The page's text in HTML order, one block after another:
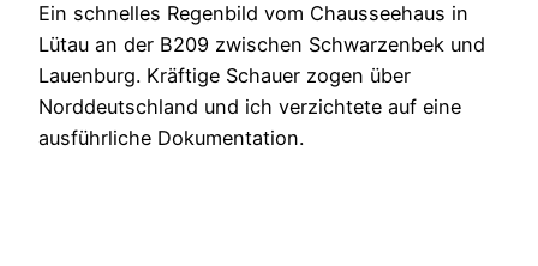
Ein schnelles Regenbild vom Chausseehaus in
Lütau an der B209 zwischen Schwarzenbek und
Lauenburg. Kräftige Schauer zogen über
Norddeutschland und ich verzichtete auf eine
ausführliche Dokumentation.